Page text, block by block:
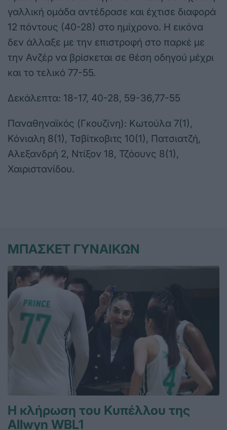
γαλλική ομάδα αντέδρασε και έχτισε διαφορά
12 πόντους (40-28) στο ημίχρονο. Η εικόνα
δεν άλλαξε με την επιστροφή στο παρκέ με
την Ανζέρ να βρίσκεται σε θέση οδηγού μέχρι
και το τελικό 77-55.
Δεκάλεπτα: 18-17, 40-28, 59-36,77-55
Παναθηναϊκός (Γκουζίνη): Κωτούλα 7(1),
Κόνιαλη 8(1), Τσβίτκοβιτς 10(1), Πατσιατζή,
Αλεξανδρή 2, Ντίξον 18, Τζόουνς 8(1),
Χαιριστανίδου.
ΜΠΑΣΚΕΤ ΓΥΝΑΙΚΩΝ
Η κλήρωση του Κυπέλλου της
Allwyn WBL1